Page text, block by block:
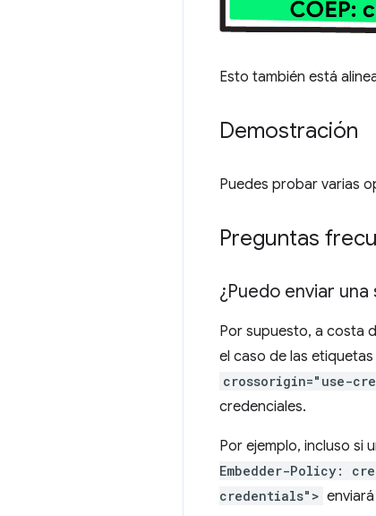
Esto también está
Demostración
Puedes probar varias
Preguntas
¿Puedo enviar
Por supuesto, a costa
el caso de las
crossorigin="use-
credenciales.
Por ejemplo, incluso si
Embedder-Policy:
credentials">